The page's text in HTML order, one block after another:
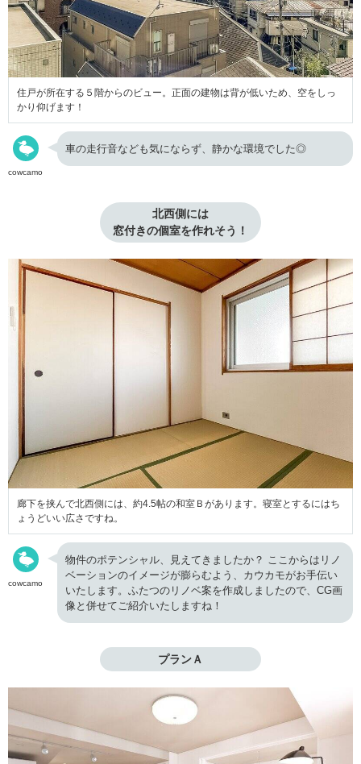
住戸が所在する５階からのビュー。正面の建物は背が低いため、空をしっ
かり仰げます！
cowcamo
車の走行音なども気にならず、静かな環境でした◎
北西側には
窓付きの個室を作れそう！
廊下を挟んで北西側には、約4.5帖の和室Ｂがあります。寝室とするにはち
ょうどいい広さですね。
cowcamo
物件のポテンシャル、見えてきましたか？ ここからはリノ
ベーションのイメージが膨らむよう、カウカモがお手伝い
いたします。ふたつのリノベ案を作成しましたので、CG画
像と併せてご紹介いたしますね！
プランＡ